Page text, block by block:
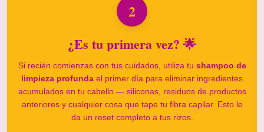
2
¿Es tu primera vez? 🌟
Si recién comienzas con tus cuidados, utiliza tu shampoo de
limpieza profunda el primer día para eliminar ingredientes
acumulados en tu cabello — siliconas, residuos de productos
anteriores y cualquier cosa que tape tu fibra capilar. Esto le
da un reset completo a tus rizos.